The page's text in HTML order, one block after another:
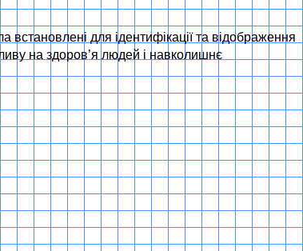
для ідентифікації та відображення
на здоров’я людей і навколишнє